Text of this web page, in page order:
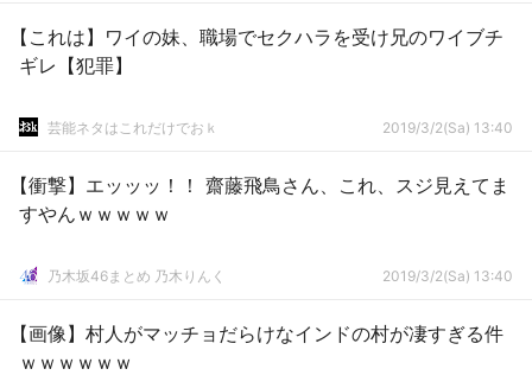
【これは】ワイの妹、職場でセクハラを受け兄のワイブチ
ギレ【犯罪】
芸能ネタはこれだけでおｋ 2019/3/2(Sa) 13:40
【衝撃】エッッッ！！ 齋藤飛鳥さん、これ、スジ見えてま
すやんｗｗｗｗｗ
乃木坂46まとめ 乃木りんく 2019/3/2(Sa) 13:40
【画像】村人がマッチョだらけなインドの村が凄すぎる件
ｗｗｗｗｗｗ